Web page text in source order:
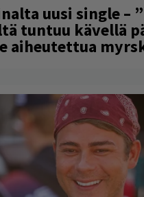
uusi single –
tuntuu kävellä
aiheutettua